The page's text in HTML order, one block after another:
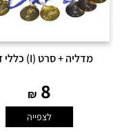
מדליה + סרט (I) כללי זהב
8
₪
לצפייה